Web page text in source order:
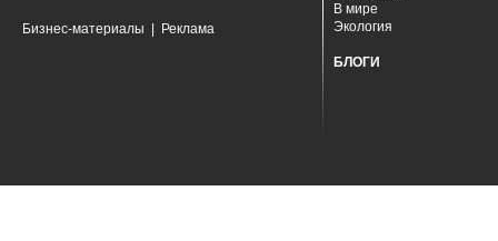
Бизнес-материалы Реклама
В мире
Экология
БЛОГИ